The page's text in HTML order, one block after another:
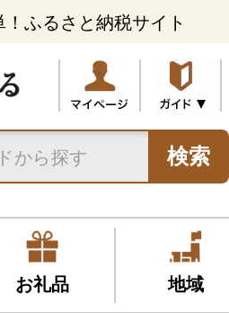
ふるさと納税サイト
検索
お礼品 地域